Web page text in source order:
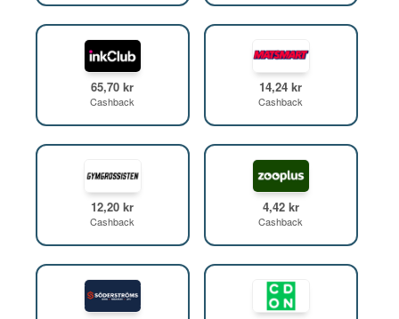
65,70 kr
Cashback
14,24 kr
Cashback
12,20 kr
Cashback
4,42 kr
Cashback